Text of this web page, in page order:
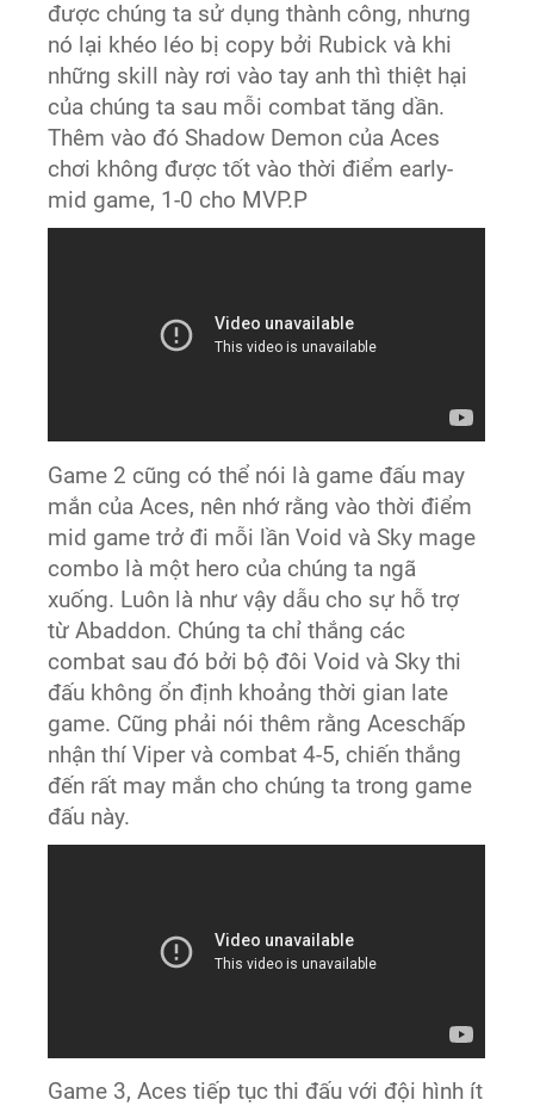
được chúng ta sử dụng thành công, nhưng
nó lại khéo léo bị copy bởi Rubick và khi
những skill này rơi vào tay anh thì thiệt hại
của chúng ta sau mỗi combat tăng dần.
Thêm vào đó Shadow Demon của Aces
chơi không được tốt vào thời điểm early-
mid game, 1-0 cho MVP.P
Game 2 cũng có thể nói là game đấu may
mắn của Aces, nên nhớ rằng vào thời điểm
mid game trở đi mỗi lần Void và Sky mage
combo là một hero của chúng ta ngã
xuống. Luôn là như vậy dẫu cho sự hỗ trợ
từ Abaddon. Chúng ta chỉ thắng các
combat sau đó bởi bộ đôi Void và Sky thi
đấu không ổn định khoảng thời gian late
game. Cũng phải nói thêm rằng Aceschấp
nhận thí Viper và combat 4-5, chiến thắng
đến rất may mắn cho chúng ta trong game
đấu này.
Game 3, Aces tiếp tục thi đấu với đội hình ít